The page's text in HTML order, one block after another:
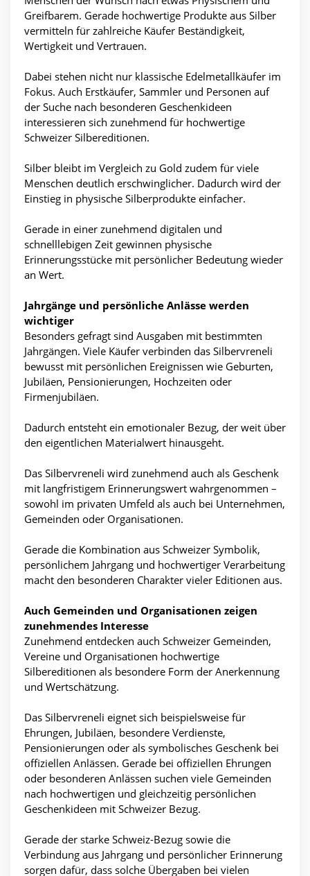
Greifbarem. Gerade hochwertige Produkte aus Silber
vermitteln für zahlreiche Käufer Beständigkeit,
Wertigkeit und Vertrauen.
Dabei stehen nicht nur klassische Edelmetallkäufer im
Fokus. Auch Erstkäufer, Sammler und Personen auf
der Suche nach besonderen Geschenkideen
interessieren sich zunehmend für hochwertige
Schweizer Silbereditionen.
Silber bleibt im Vergleich zu Gold zudem für viele
Menschen deutlich erschwinglicher. Dadurch wird der
Einstieg in physische Silberprodukte einfacher.
Gerade in einer zunehmend digitalen und
schnelllebigen Zeit gewinnen physische
Erinnerungsstücke mit persönlicher Bedeutung wieder
an Wert.
Jahrgänge und persönliche Anlässe werden
wichtiger
Besonders gefragt sind Ausgaben mit bestimmten
Jahrgängen. Viele Käufer verbinden das Silbervreneli
bewusst mit persönlichen Ereignissen wie Geburten,
Jubiläen, Pensionierungen, Hochzeiten oder
Firmenjubiläen.
Dadurch entsteht ein emotionaler Bezug, der weit über
den eigentlichen Materialwert hinausgeht.
Das Silbervreneli wird zunehmend auch als Geschenk
mit langfristigem Erinnerungswert wahrgenommen –
sowohl im privaten Umfeld als auch bei Unternehmen,
Gemeinden oder Organisationen.
Gerade die Kombination aus Schweizer Symbolik,
persönlichem Jahrgang und hochwertiger Verarbeitung
macht den besonderen Charakter vieler Editionen aus.
Auch Gemeinden und Organisationen zeigen
zunehmendes Interesse
Zunehmend entdecken auch Schweizer Gemeinden,
Vereine und Organisationen hochwertige
Silbereditionen als besondere Form der Anerkennung
und Wertschätzung.
Das Silbervreneli eignet sich beispielsweise für
Ehrungen, Jubiläen, besondere Verdienste,
Pensionierungen oder als symbolisches Geschenk bei
offiziellen Anlässen. Gerade bei offiziellen Ehrungen
oder besonderen Anlässen suchen viele Gemeinden
nach hochwertigen und gleichzeitig persönlichen
Geschenkideen mit Schweizer Bezug.
Gerade der starke Schweiz-Bezug sowie die
Verbindung aus Jahrgang und persönlicher Erinnerung
sorgen dafür, dass solche Übergaben bei vielen